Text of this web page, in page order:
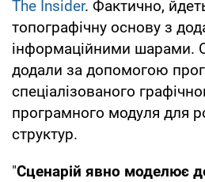
The Insider. Фактично,
топографічну основу з
інформаційними шарами.
додали за допомогою
спеціалізованого
програмного модуля для
структур.
"Сценарій явно моделює